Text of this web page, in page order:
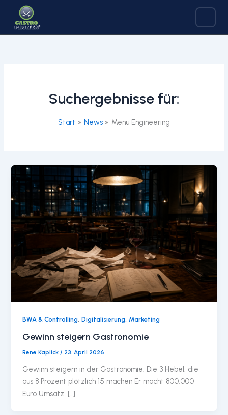
springen
Suchergebnisse für:
Start News Menu Engineering
BWA & Controlling,Digitalisierung,Marketing
Gewinn steigern Gastronomie
Rene Kaplick/ 23. April 2026
Gewinn steigern in der Gastronomie: Die 3 Hebel, die
aus 8 Prozent plötzlich 15 machen Er macht 800.000
Euro Umsatz. […]